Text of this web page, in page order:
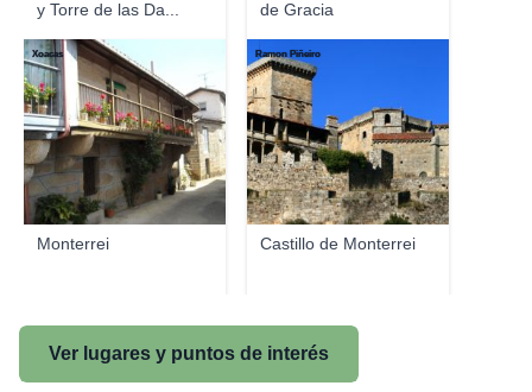
y Torre de las Da...
de Gracia
Monterrei
Xoacas
Castillo de Monterrei
Ramon Piñeiro
Ver lugares y puntos de interés